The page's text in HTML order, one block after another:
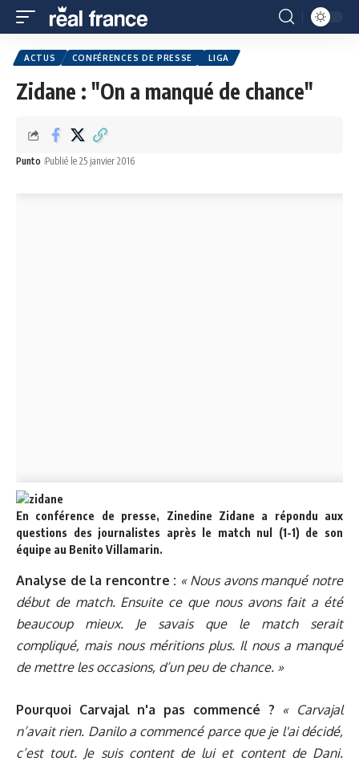
ACTUS CONFÉRENCES DE PRESSE LIGA
Zidane : "On a manqué de chance"
Punto Publié le 25 janvier 2016
En conférence de presse, Zinedine Zidane a répondu aux
questions des journalistes après le match nul (1-1) de son
équipe au Benito Villamarin.
Analyse de la rencontre : « Nous avons manqué notre
début de match. Ensuite ce que nous avons fait a été
beaucoup mieux. Je savais que le match serait
compliqué, mais nous méritions plus. Il nous a manqué
de mettre les occasions, d’un peu de chance. »
Pourquoi Carvajal n'a pas commencé ? « Carvajal
n’avait rien. Danilo a commencé parce que je l'ai décidé,
c’est tout. Je suis content de lui et content de Dani.